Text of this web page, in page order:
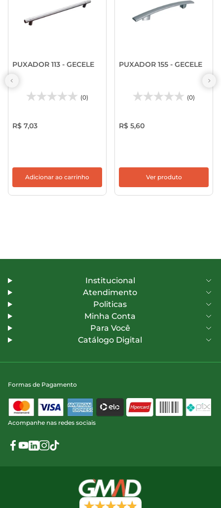
PUXADOR 113 - GECELE
(0)
R$ 7,03
Adicionar ao carrinho
PUXADOR 155 - GECELE
(0)
R$ 5,60
Ver produto
Institucional
Atendimento
Politicas
Minha Conta
Para Você
Catálogo Digital
Formas de Pagamento
Acompanhe nas redes sociais